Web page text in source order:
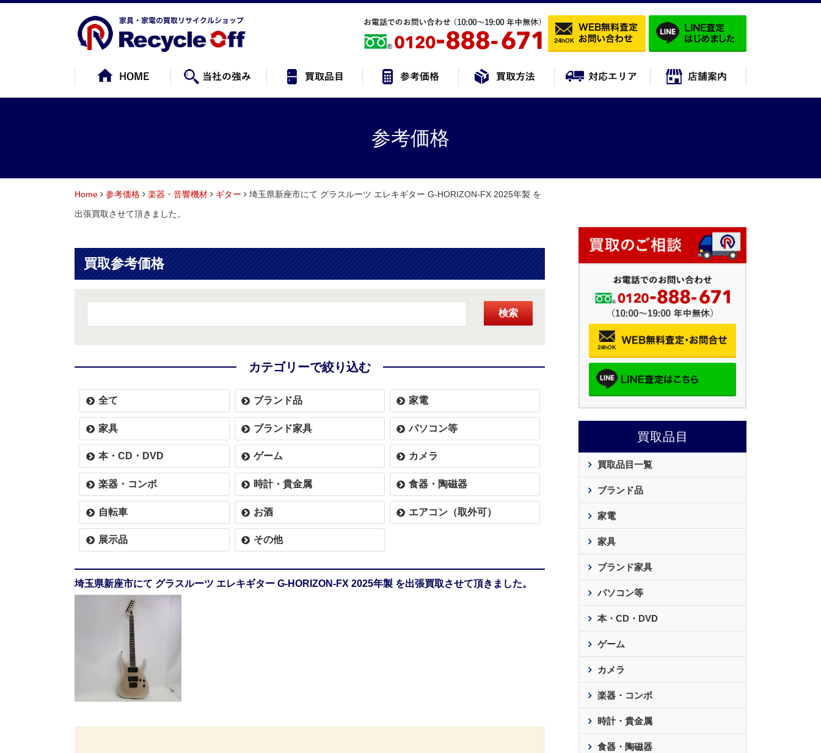
参考価格
Home 参考価格 楽器・音響機材 ギター
埼玉県新座市にて グラスルーツ エレキギター G-HORIZON-FX 2025年製 を
出張買取させて頂きました。
買取参考価格
検索
カテゴリーで絞り込む
全て ブランド品 家電
家具 ブランド家具 パソコン等
本・CD・DVD ゲーム カメラ
楽器・コンボ 時計・貴金属 食器・陶磁器
自転車 お酒 エアコン（取外可）
展示品 その他
埼玉県新座市にて グラスルーツ エレキギター G-HORIZON-FX 2025年製 を出張買取させて頂きました。
買取品目
買取品目一覧
ブランド品
家電
家具
ブランド家具
パソコン等
本・CD・DVD
ゲーム
カメラ
楽器・コンボ
時計・貴金属
食器・陶磁器